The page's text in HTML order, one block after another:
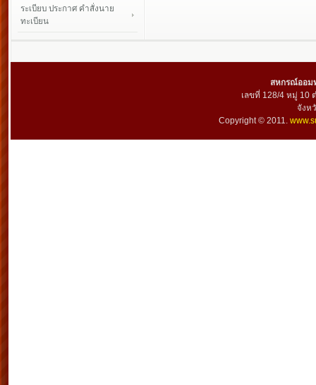
ระเบียบ ประกาศ คำสั่งนาย
ทะเบียน
สหกรณ์ออม
เลขที่ 128/4 หมู่ 10
จังห
Copyright © 2011.